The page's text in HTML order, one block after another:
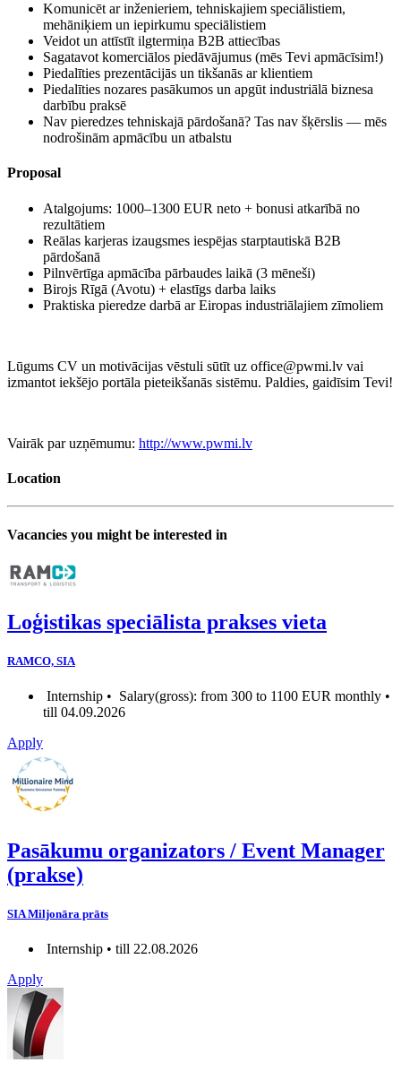
Komunicēt ar inženieriem, tehniskajiem speciālistiem,
mehāniķiem un iepirkumu speciālistiem
Veidot un attīstīt ilgtermiņa B2B attiecības
Sagatavot komerciālos piedāvājumus (mēs Tevi apmācīsim!)
Piedalīties prezentācijās un tikšanās ar klientiem
Piedalīties nozares pasākumos un apgūt industriālā biznesa
darbību praksē
Nav pieredzes tehniskajā pārdošanā? Tas nav šķērslis — mēs
nodrošinām apmācību un atbalstu
Proposal
Atalgojums: 1000–1300 EUR neto + bonusi atkarībā no
rezultātiem
Reālas karjeras izaugsmes iespējas starptautiskā B2B
pārdošanā
Pilnvērtīga apmācība pārbaudes laikā (3 mēneši)
Birojs Rīgā (Avotu) + elastīgs darba laiks
Praktiska pieredze darbā ar Eiropas industriālajiem zīmoliem
Lūgums CV un motivācijas vēstuli sūtīt uz office@pwmi.lv vai
izmantot iekšējo portāla pieteikšanās sistēmu. Paldies, gaidīsim Tevi!
Vairāk par uzņēmumu: http://www.pwmi.lv
Location
Vacancies you might be interested in
Loģistikas speciālista prakses vieta
RAMCO, SIA
Internship • Salary(gross): from 300 to 1100 EUR monthly •
till 04.09.2026
Apply
Pasākumu organizators / Event Manager
(prakse)
SIA Miljonāra prāts
Internship • till 22.08.2026
Apply